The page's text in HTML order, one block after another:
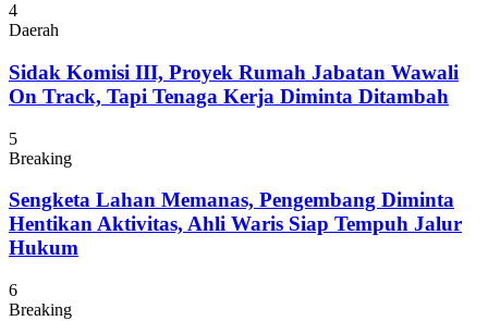
4
Daerah
Sidak Komisi III, Proyek Rumah Jabatan Wawali
On Track, Tapi Tenaga Kerja Diminta Ditambah
5
Breaking
Sengketa Lahan Memanas, Pengembang Diminta
Hentikan Aktivitas, Ahli Waris Siap Tempuh Jalur
Hukum
6
Breaking